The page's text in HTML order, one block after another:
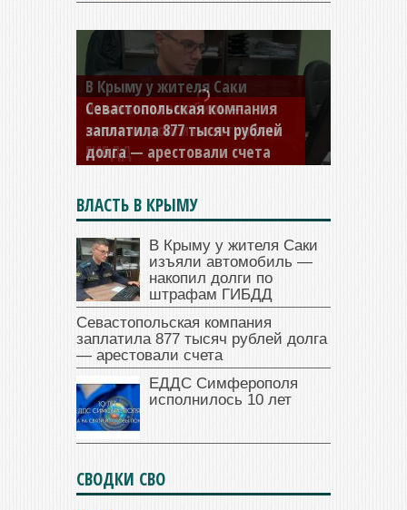
Севастопольская компания
заплатила 877 тысяч рублей
долга — арестовали счета
ВЛАСТЬ В КРЫМУ
В Крыму у жителя Саки
изъяли автомобиль —
накопил долги по
штрафам ГИБДД
Севастопольская компания
заплатила 877 тысяч рублей долга
— арестовали счета
ЕДДС Симферополя
исполнилось 10 лет
СВОДКИ СВО